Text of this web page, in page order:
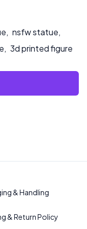
, nsfw statue,
, 3d printed figure
& Handling
& Return Policy